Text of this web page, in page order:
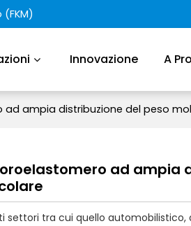
Innovazione A
ad ampia distribuzione del peso
ad ampia
settori tra cui quello automobilistico,